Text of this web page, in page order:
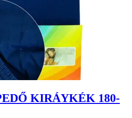
KIRÁYKÉK 180-